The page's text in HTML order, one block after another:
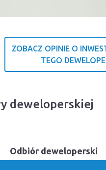
ZOBACZ OPINIE O
TEGO
ocen
deweloperskiej
Odbiór deweloperski